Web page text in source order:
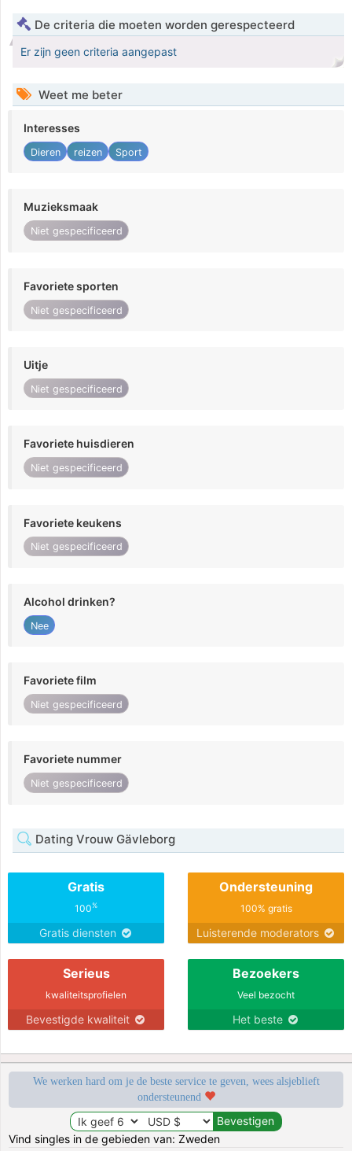
De criteria die moeten worden gerespecteerd
Er zijn geen criteria aangepast
Weet me beter
Interesses
Dieren reizen Sport
Muzieksmaak
Niet gespecificeerd
Favoriete sporten
Niet gespecificeerd
Uitje
Niet gespecificeerd
Favoriete huisdieren
Niet gespecificeerd
Favoriete keukens
Niet gespecificeerd
Alcohol drinken?
Nee
Favoriete film
Niet gespecificeerd
Favoriete nummer
Niet gespecificeerd
Dating Vrouw Gävleborg
Gratis
100%
Gratis diensten
Ondersteuning
100% gratis
Luisterende moderators
Serieus
kwaliteitsprofielen
Bevestigde kwaliteit
Bezoekers
Veel bezocht
Het beste
We werken hard om je de beste service te geven, wees alsjeblieft
ondersteunend
Vind singles in de gebieden van: Zweden